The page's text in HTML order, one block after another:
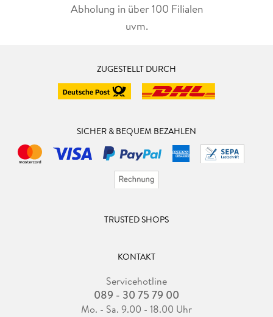
Abholung in über 100 Filialen
uvm.
ZUGESTELLT DURCH
SICHER & BEQUEM BEZAHLEN
TRUSTED SHOPS
KONTAKT
Servicehotline
089 - 30 75 79 00
Mo. - Sa. 9.00 - 18.00 Uhr